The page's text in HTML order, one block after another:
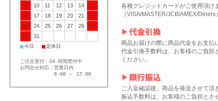
各種クレジットカードがご使用頂け
（VISA/MASTER/JCB/AMEX/Diners
商品お届けの際に商品代金をお支払
代金引換手数料は、お客様のご負担
ください。
ご入金確認後、商品を発送させて頂
振込手数料は、お客様のご負担とさ
9
10 11 12 13 14
15
16
17 18 19 20 21
22
23
24 25 26 27 28
29
30
31
■今日 ■定休日
ご注文受付：24 時間受付中
お問合せ対応：営業日内
9:00 ～ 17:00